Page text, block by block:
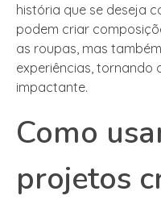
história que se deseja
podem criar
as roupas, mas
experiências, tornando
impactante.
Como
projetos